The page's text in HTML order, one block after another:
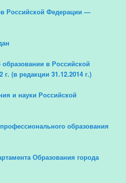
Российской Федерации —
в Российской
(в редакции 31.12.2014 г.)
и науки Российской
образования
Образования города